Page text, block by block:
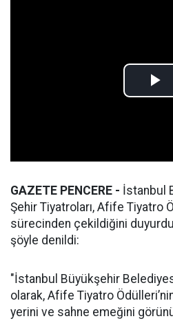
GAZETE PENCERE - İstanbul
Şehir Tiyatroları, Afife Tiyatro
sürecinden çekildiğini
şöyle denildi:
"İstanbul Büyükşehir
olarak, Afife Tiyatro
yerini ve sahne emeğini